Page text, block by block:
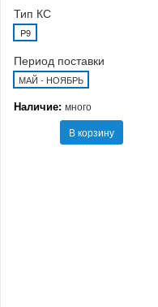
Тип КС
P9
Период поставки
МАЙ - НОЯБРЬ
Наличие: много
В корзину